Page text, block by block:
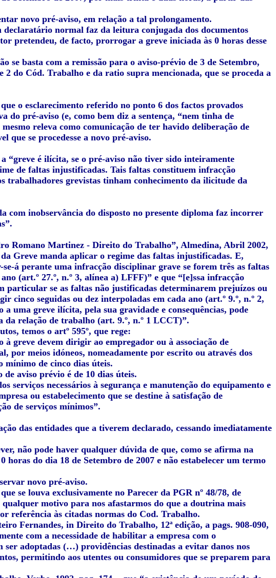
novo pré-aviso, em relação a tal prolongamento.
declaratário normal faz da leitura conjugada dos documentos
pretendeu, de facto, prorrogar a greve iniciada às 0 horas desse
se basta com a remissão para o aviso-prévio de 3 de Setembro,
2 do Cód. Trabalho e da ratio supra mencionada, que se proceda a
o esclarecimento referido no ponto 6 dos factos provados
do pré-aviso (e, como bem diz a sentença, “nem tinha de
releva como comunicação de ter havido deliberação de
que se procedesse a novo pré-aviso.
“greve é ilícita, se o pré-aviso não tiver sido inteiramente
de faltas injustificadas. Tais faltas constituem infracção
trabalhadores grevistas tinham conhecimento da ilicitude da
com inobservância do disposto no presente diploma faz incorrer
Romano Martinez - Direito do Trabalho”, Almedina, Abril 2002,
Greve manda aplicar o regime das faltas injustificadas. E,
á perante uma infracção disciplinar grave se forem três as faltas
(art.º 27.º, n.º 3, alínea a) LFFF)” e que “[e]ssa infracção
particular se as faltas não justificadas determinarem prejuízos ou
cinco seguidas ou dez interpoladas em cada ano (art.º 9.º, n.º 2,
uma greve ilícita, pela sua gravidade e consequências, pode
da relação de trabalho (art. 9.º, n.º 1 LCCT)”.
temos o artº 595º, que rege:
greve devem dirigir ao empregador ou à associação de
por meios idóneos, nomeadamente por escrito ou através dos
mínimo de cinco dias úteis.
de aviso prévio é de 10 dias úteis.
serviços necessários à segurança e manutenção do equipamento e
ou estabelecimento que se destine à satisfação de
de serviços mínimos”.
das entidades que a tiverem declarado, cessando imediatamente
não pode haver qualquer dúvida de que, como se afirma na
do dia 18 de Setembro de 2007 e não estabelecer um termo
novo pré-aviso.
se louva exclusivamente no Parecer da PGR nº 48/78, de
motivo para nos afastarmos do que a doutrina mais
referência às citadas normas do Cod. Trabalho.
Fernandes, in Direito do Trabalho, 12ª edição, a pags. 908-090,
com a necessidade de habilitar a empresa com o
adoptadas (…) providências destinadas a evitar danos nos
permitindo aos utentes ou consumidores que se preparem para